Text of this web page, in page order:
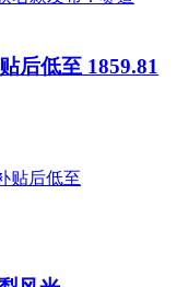
后低至 1859.81